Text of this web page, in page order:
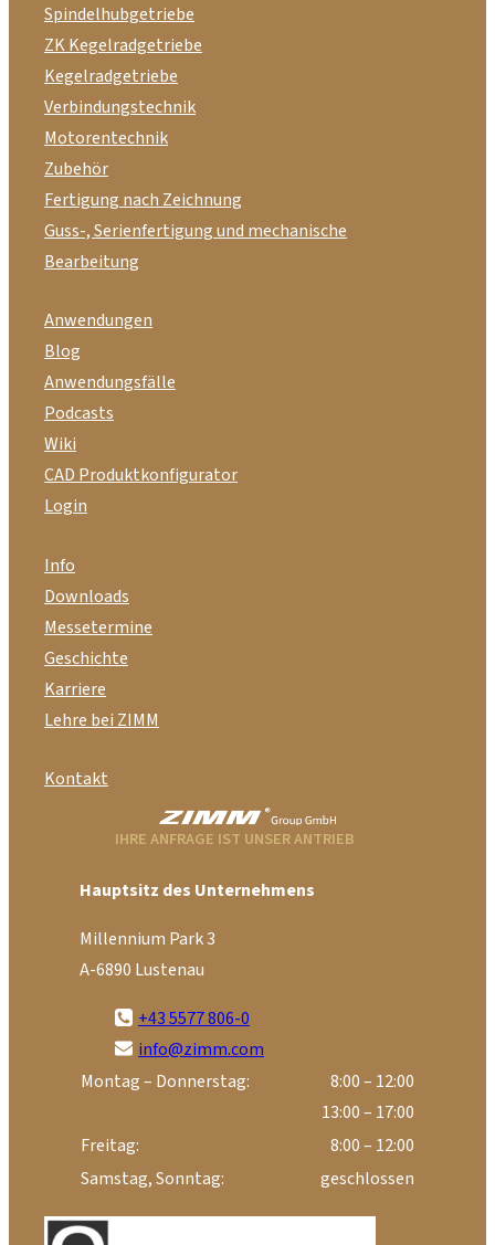
Spindelhubgetriebe
ZK Kegelradgetriebe
Kegelradgetriebe
Verbindungstechnik
Motorentechnik
Zubehör
Fertigung nach Zeichnung
Guss-, Serienfertigung und mechanische
Bearbeitung
Anwendungen
Blog
Anwendungsfälle
Podcasts
Wiki
CAD Produktkonfigurator
Login
Info
Downloads
Messetermine
Geschichte
Karriere
Lehre bei ZIMM
Kontakt
IHRE ANFRAGE IST UNSER ANTRIEB
Hauptsitz des Unternehmens
Millennium Park 3
A-6890 Lustenau
+43 5577 806-0
info@zimm.com
Montag – Donnerstag:
8:00 – 12:00
13:00 – 17:00
Freitag:
8:00 – 12:00
Samstag, Sonntag:
geschlossen